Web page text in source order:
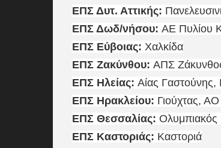
ΕΠΣ Δυτ. Αττικής:
ΕΠΣ Δωδ/νήσου: ΑΕ Πυλίου
ΕΠΣ Εύβοιας: Χαλκίδα
ΕΠΣ Ζακύνθου: ΑΠΣ
ΕΠΣ Ηλείας: Αίας Γαστούνης,
ΕΠΣ Ηρακλείου: Γιούχτας,
ΕΠΣ Θεσσαλίας: Ολυμπιακός
ΕΠΣ Καστοριάς: Καστοριά